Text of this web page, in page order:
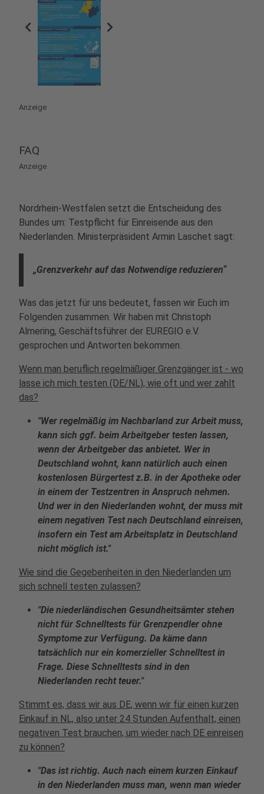
chevron_left chevron_right
Anzeige
FAQ
Anzeige
Nordrhein-Westfalen setzt die Entscheidung des
Bundes um: Testpflicht für Einreisende aus den
Niederlanden. Ministerpräsident Armin Laschet sagt:
„Grenzverkehr auf das Notwendige reduzieren“
Was das jetzt für uns bedeutet, fassen wir Euch im
Folgenden zusammen. Wir haben mit Christoph
Almering, Geschäftsführer der EUREGIO e.V.
gesprochen und Antworten bekommen.
Wenn man beruflich regelmäßiger Grenzgänger ist - wo
lasse ich mich testen (DE/NL), wie oft und wer zahlt
das?
"Wer regelmäßig im Nachbarland zur Arbeit muss,
kann sich ggf. beim Arbeitgeber testen lassen,
wenn der Arbeitgeber das anbietet. Wer in
Deutschland wohnt, kann natürlich auch einen
kostenlosen Bürgertest z.B. in der Apotheke oder
in einem der Testzentren in Anspruch nehmen.
Und wer in den Niederlanden wohnt, der muss mit
einem negativen Test nach Deutschland einreisen,
insofern ein Test am Arbeitsplatz in Deutschland
nicht möglich ist."
Wie sind die Gegebenheiten in den Niederlanden um
sich schnell testen zulassen?
"Die niederländischen Gesundheitsämter stehen
nicht für Schnelltests für Grenzpendler ohne
Symptome zur Verfügung. Da käme dann
tatsächlich nur ein komerzieller Schnelltest in
Frage. Diese Schnelltests sind in den
Niederlanden recht teuer."
Stimmt es, dass wir aus DE, wenn wir für einen kurzen
Einkauf in NL, also unter 24 Stunden Aufenthalt, einen
negativen Test brauchen, um wieder nach DE einreisen
zu können?
"Das ist richtig. Auch nach einem kurzen Einkauf
in den Niederlanden muss man, wenn man wieder